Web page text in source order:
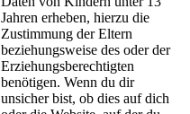
Jahren erheben, hierzu die
Zustimmung der Eltern
beziehungsweise des oder der
Erziehungsberechtigten
benötigen. Wenn du dir
unsicher bist, ob dies auf dich